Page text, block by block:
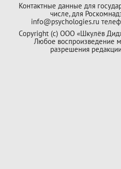
Контактные данные для
числе, для
info@psychologies.ru
Copyright (с) ООО «Шкулёв
Любое воспроизведение
разрешения